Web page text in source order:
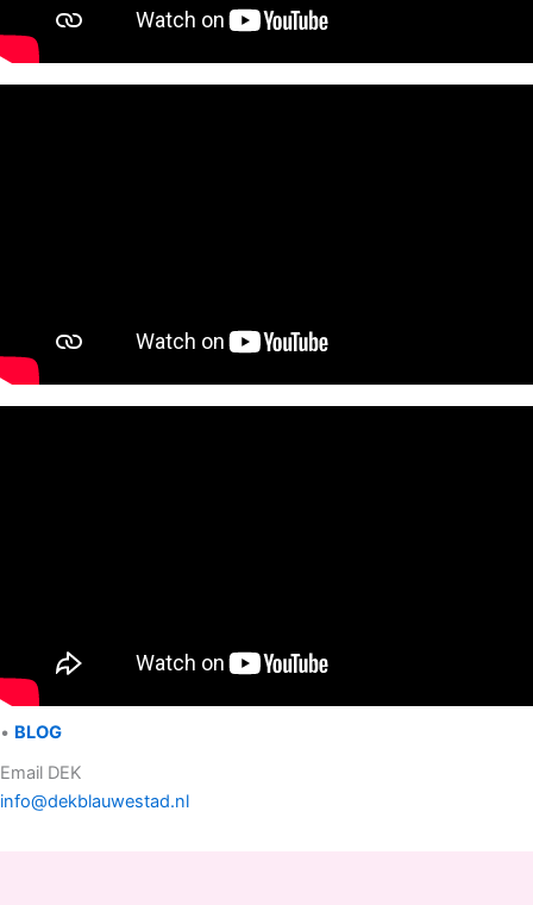
• BLOG
Email DEK
info@dekblauwestad.nl